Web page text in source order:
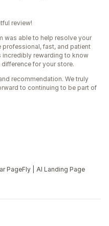
review!
was able to help resolve your
fast, and patient
rewarding to know
for your store.
recommendation. We truly
to continuing to be part of
PageFly | AI Landing Page